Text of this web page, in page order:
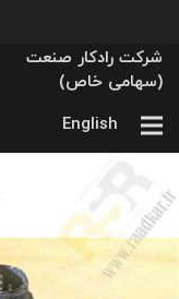
شرکت رادکار صنعت
(سهامی خاص)
English